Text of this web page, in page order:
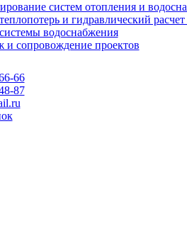
систем отопления и
и гидравлический
водоснабжения
и сопровождение проектов
66
87